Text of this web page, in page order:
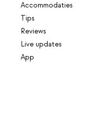
Accommodaties
Tips
Reviews
Live updates
App